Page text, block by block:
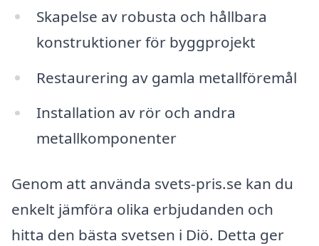
Skapelse av robusta och hållbara
konstruktioner för byggprojekt
Restaurering av gamla metallföremål
Installation av rör och andra
metallkomponenter
Genom att använda svets-pris.se kan du
enkelt jämföra olika erbjudanden och
hitta den bästa svetsen i Diö. Detta ger